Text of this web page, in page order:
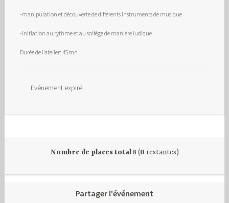
-manipulation et découverte de différents instruments de musique
-initiation au rythme et au solfège de manière ludique
Durée de l’atelier: 45mn
Evénement expiré
Nombre de places total8 (0 restantes)
Partager l'événement